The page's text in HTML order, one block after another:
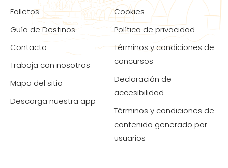
Folletos
Guía de Destinos
Contacto
Trabaja con nosotros
Mapa del sitio
Descarga nuestra app
Cookies
Política de privacidad
Términos y condiciones de
concursos
Declaración de
accesibilidad
Términos y condiciones de
contenido generado por
usuarios